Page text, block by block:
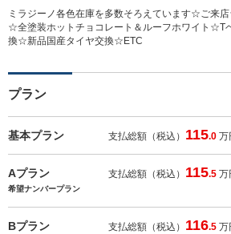
ミラジーノ各色在庫を多数そろえています☆ご来
☆全塗装ホットチョコレート＆ルーフホワイト☆T
換☆新品国産タイヤ交換☆ETC
プラン
基本プラン 支払総額（税込） 115.0 万
Aプラン 支払総額（税込） 115.5 万
希望ナンバープラン
Bプラン 支払総額（税込） 116.5 万